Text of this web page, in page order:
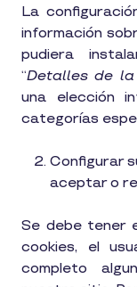
La
información
pudiera
“Detalles de la
una elección
categorías
Configurar
aceptar o
Se debe tener
cookies, el
completo